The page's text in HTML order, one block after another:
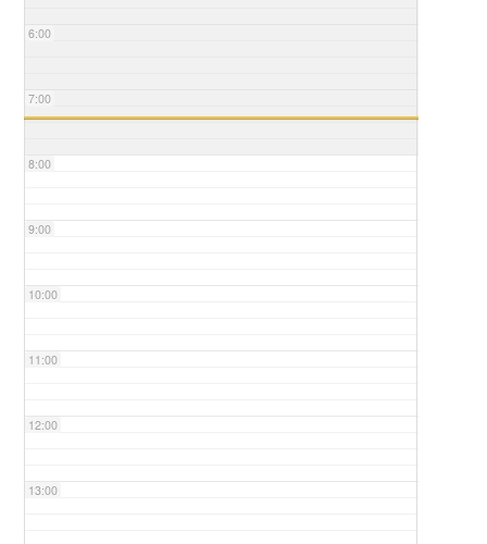
6:00
7:00
8:00
9:00
10:00
11:00
12:00
13:00